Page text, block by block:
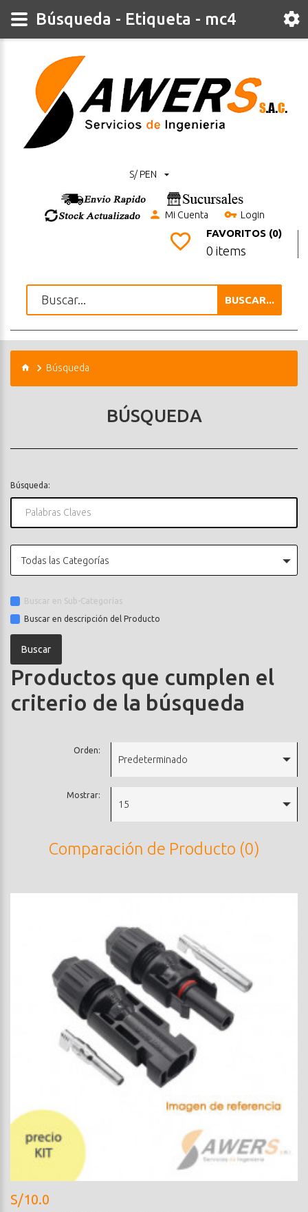
S/ PEN
Mi Cuenta Login
FAVORITOS (0)
0 items
BUSCAR...
Búsqueda
BÚSQUEDA
Búsqueda:
Todas las Categorías
Buscar en Sub-Categorías
Buscar en descripción del Producto
Productos que cumplen el
criterio de la búsqueda
Orden:
Predeterminado
Mostrar:
15
Comparación de Producto (0)
S/10.0
Búsqueda - Etiqueta - mc4